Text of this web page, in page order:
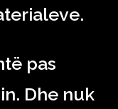
pas
Dhe nuk